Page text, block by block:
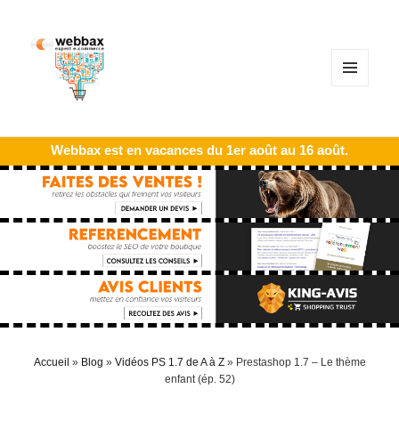
Webbax est en vacances du 1er août au 16 août.
Accueil » Blog » Vidéos PS 1.7 de A à Z» Prestashop 1.7 – Le thème
enfant (ép. 52)